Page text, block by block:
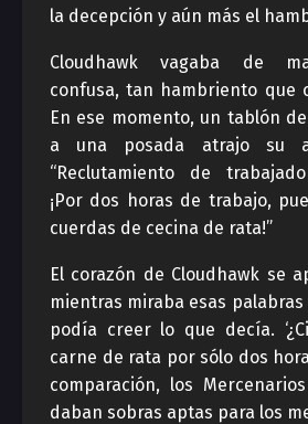
la decepción y aún más el
Cloudhawk vagaba de
confusa, tan hambriento que
En ese momento, un tablón
a una posada atrajo su
“Reclutamiento de
¡Por dos horas de trabajo,
cuerdas de cecina de rata!”
El corazón de Cloudhawk se
mientras miraba esas
podía creer lo que decía.
carne de rata por sólo dos
comparación, los
daban sobras aptas para los